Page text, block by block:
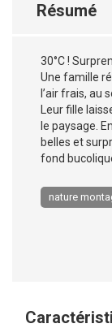
Résumé
30°C !
Une famille
l’air frais, au
Leur fille
le paysage.
belles et
fond
nature